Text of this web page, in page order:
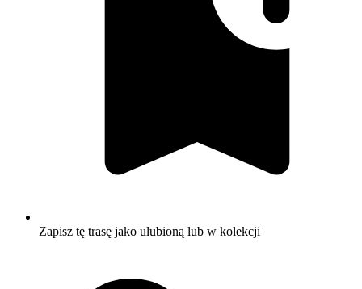
Zapisz tę trasę jako ulubioną lub w kolekcji